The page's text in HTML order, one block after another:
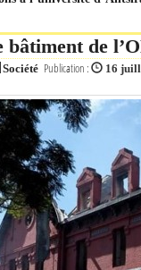
bâtiment de
Société Publication : 16